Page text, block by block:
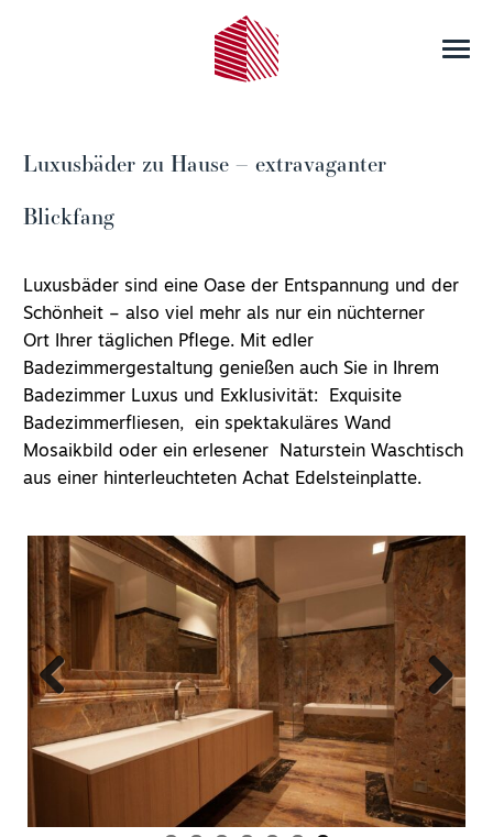
Luxusbäder zu Hause – extravaganter
Blickfang
Luxusbäder sind eine Oase der Entspannung und der
Schönheit – also viel mehr als nur ein nüchterner
Ort Ihrer täglichen Pflege. Mit edler
Badezimmergestaltung genießen auch Sie in Ihrem
Badezimmer Luxus und Exklusivität: Exquisite
Badezimmerfliesen, ein spektakuläres Wand
Mosaikbild oder ein erlesener Naturstein Waschtisch
aus einer hinterleuchteten Achat Edelsteinplatte.
Previous Next
DE